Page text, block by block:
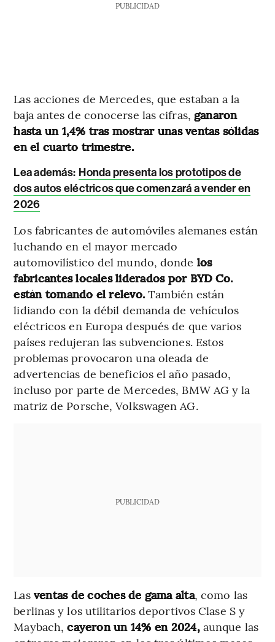
PUBLICIDAD
Las acciones de Mercedes, que estaban a la
baja antes de conocerse las cifras, ganaron
hasta un 1,4% tras mostrar unas ventas sólidas
en el cuarto trimestre.
Lea además: Honda presenta los prototipos de
dos autos eléctricos que comenzará a vender en
2026
Los fabricantes de automóviles alemanes están
luchando en el mayor mercado
automovilístico del mundo, donde los
fabricantes locales liderados por BYD Co.
están tomando el relevo. También están
lidiando con la débil demanda de vehículos
eléctricos en Europa después de que varios
países redujeran las subvenciones. Estos
problemas provocaron una oleada de
advertencias de beneficios el año pasado,
incluso por parte de Mercedes, BMW AG y la
matriz de Porsche, Volkswagen AG.
PUBLICIDAD
Lasventas de coches de gama alta, como las
berlinas y los utilitarios deportivos Clase S y
Maybach,cayeron un 14% en 2024,aunque las